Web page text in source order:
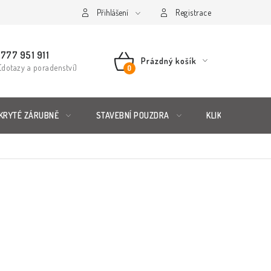
Posuzování Jakosti GDPR FAQ
Přihlášení Registrace
951 911
a poradenství)
NÁKUPNÍ
Prázdný košík
ZÁRUBNĚ STAVEBNÍ POUZDRA KLIKY & KOVÁNÍ